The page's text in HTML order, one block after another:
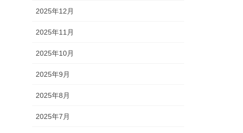
2025年12月
2025年11月
2025年10月
2025年9月
2025年8月
2025年7月